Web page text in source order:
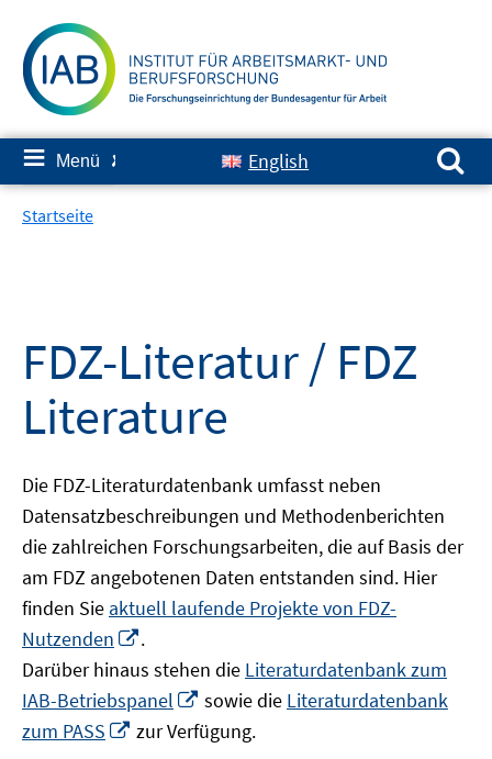
zum
Inhalt
≡ Menü ✘ English
Suchen nach:
Startseite
FDZ-Literatur / FDZ
Literature
Die FDZ-Literaturdatenbank umfasst neben
Datensatzbeschreibungen und Methodenberichten
die zahlreichen Forschungsarbeiten, die auf Basis der
am FDZ angebotenen Daten entstanden sind. Hier
finden Sie aktuell laufende Projekte von FDZ-
Nutzenden
neuem
Fenster
öffnen
.
Darüber hinaus stehen die Literaturdatenbank zum
IAB-Betriebspanel
In
neuem
Fenster
sowie die Literaturdatenbank
zum PASS
In
zur Verfügung.